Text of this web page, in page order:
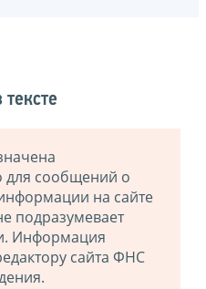
для сообщений о
на сайте
подразумевает
Информация
сайта ФНС